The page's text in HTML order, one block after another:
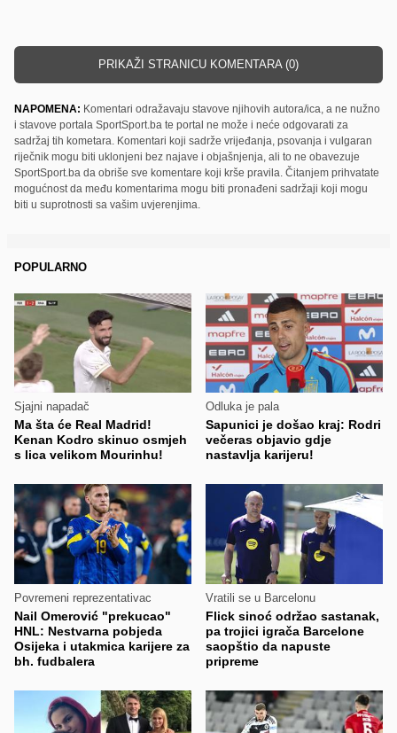
PRIKAŽI STRANICU KOMENTARA (0)
NAPOMENA: Komentari odražavaju stavove njihovih autora/ica, a ne nužno
i stavove portala SportSport.ba te portal ne može i neće odgovarati za
sadržaj tih kometara. Komentari koji sadrže vrijeđanja, psovanja i vulgaran
riječnik mogu biti uklonjeni bez najave i objašnjenja, ali to ne obavezuje
SportSport.ba da obriše sve komentare koji krše pravila. Čitanjem prihvatate
mogućnost da među komentarima mogu biti pronađeni sadržaji koji mogu
biti u suprotnosti sa vašim uvjerenjima.
POPULARNO
Sjajni napadač
Ma šta će Real Madrid!
Kenan Kodro skinuo osmjeh
s lica velikom Mourinhu!
Odluka je pala
Sapunici je došao kraj: Rodri
večeras objavio gdje
nastavlja karijeru!
Povremeni reprezentativac
Nail Omerović "prekucao"
HNL: Nestvarna pobjeda
Osijeka i utakmica karijere za
bh. fudbalera
Vratili se u Barcelonu
Flick sinoć održao sastanak,
pa trojici igrača Barcelone
saopštio da napuste
pripreme